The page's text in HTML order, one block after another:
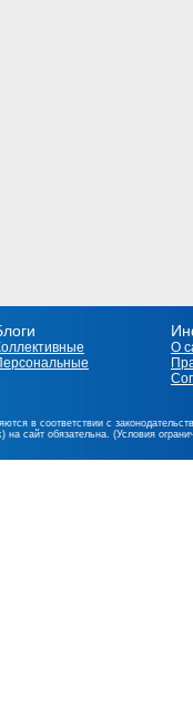
О
в соответствии с
сайт обязательна. (Условия